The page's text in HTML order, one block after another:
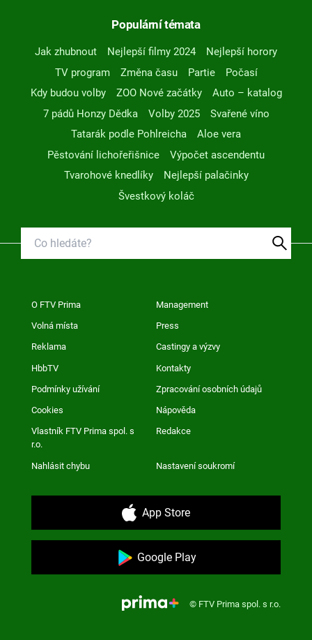
Populární témata
Jak zhubnout Nejlepší filmy 2024
Nejlepší horory
TV program
Změna času Partie
Počasí
Kdy budou volby
ZOO Nové začátky
Auto – katalog
7 pádů Honzy Dědka
Volby 2025
Svařené víno
Tatarák podle Pohlreicha
Aloe vera
Pěstování lichořeřišnice
Výpočet ascendentu
Tvarohové knedlíky
Nejlepší palačinky
Švestkový koláč
O FTV Prima Management
Volná místa Press
Reklama Castingy a výzvy
HbbTV Kontakty
Podmínky užívání Zpracování osobních údajů
Cookies Nápověda
Vlastník FTV Prima spol. s
r.o.
Redakce
Nahlásit chybu Nastavení soukromí
App Store
Google Play
© FTV Prima spol. s r.o.